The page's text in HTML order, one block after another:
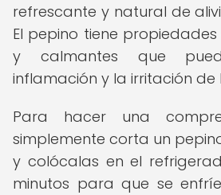
refrescante y natural de
El pepino tiene
y calmantes que
inflamación y la irritación de
Para hacer una
simplemente corta un
y colócalas en el
minutos para que se